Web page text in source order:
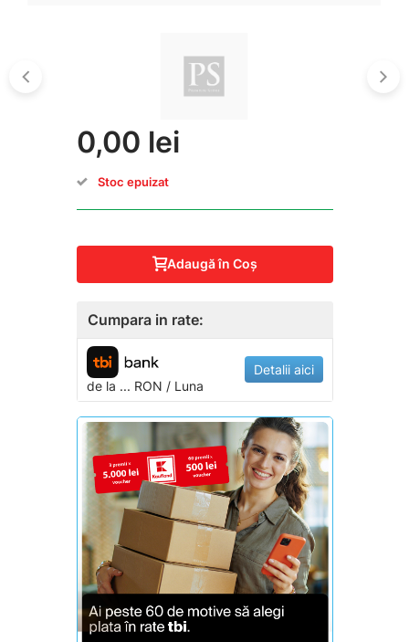
0,00 lei
Stoc epuizat
Adaugă în Coş
Cumpara in rate:
de la ... RON / Luna
Detalii aici